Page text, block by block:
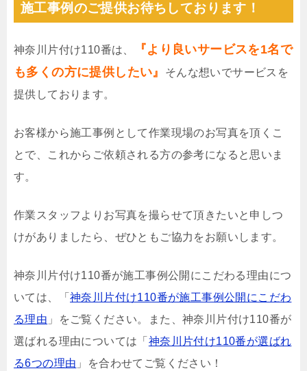
施工事例のご提供お待ちしております！
神奈川片付け110番は、
『より良いサービスを1名で
も多くの方に提供したい』
そんな想いでサービスを
提供しております。
お客様から施工事例として作業現場のお写真を頂くこ
とで、これからご依頼される方の参考になると思いま
す。
作業スタッフよりお写真を撮らせて頂きたいと申しつ
けがありましたら、ぜひともご協力をお願いします。
神奈川片付け110番が施工事例公開にこだわる理由につ
いては、「 神奈川片付け110番が施工事例公開にこだわ
る理由 」をご覧ください。また、神奈川片付け110番が
選ばれる理由については「 神奈川片付け110番が選ばれ
る6つの理由 」を合わせてご覧ください！